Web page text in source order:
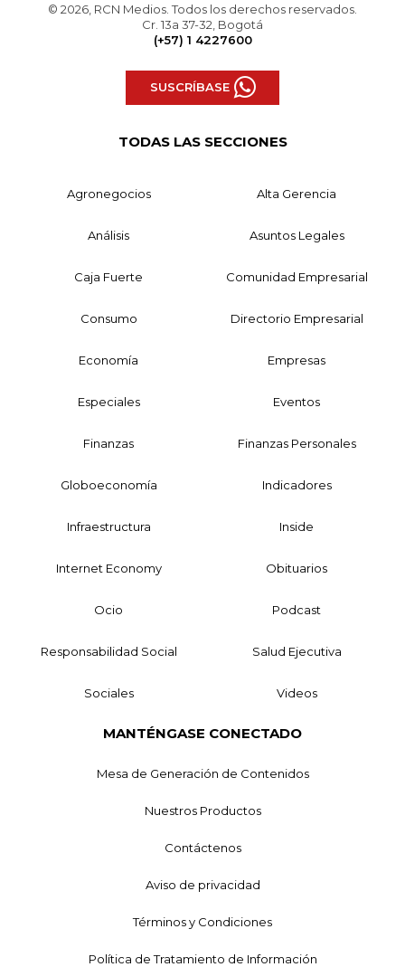
© 2026, RCN Medios. Todos los derechos reservados.
Cr. 13a 37-32, Bogotá
(+57) 1 4227600
SUSCRÍBASE
TODAS LAS SECCIONES
Agronegocios Alta Gerencia
Análisis Asuntos Legales
Caja Fuerte Comunidad Empresarial
Consumo Directorio Empresarial
Economía Empresas
Especiales Eventos
Finanzas Finanzas Personales
Globoeconomía Indicadores
Infraestructura Inside
Internet Economy Obituarios
Ocio Podcast
Responsabilidad Social Salud Ejecutiva
Sociales Videos
MANTÉNGASE CONECTADO
Mesa de Generación de Contenidos
Nuestros Productos
Contáctenos
Aviso de privacidad
Términos y Condiciones
Política de Tratamiento de Información